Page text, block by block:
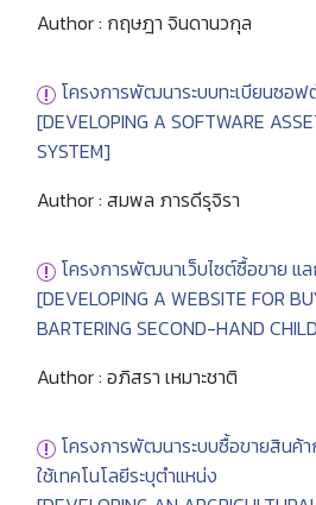
Author : กฤษฎา จินดานวกุล
โครงการพัฒนาระบบทะเบียนซอฟ
[DEVELOPING A SOFTWARE
SYSTEM]
Author : สมพล ภารดีรุจิรา
โครงการพัฒนาเว็บไซต์ซื้อขาย แ
[DEVELOPING A WEBSITE FOR
BARTERING SECOND-HAND
Author : อภิสรา เหมาะชาติ
โครงการพัฒนาระบบซื้อขายสินค้า
ใช้เทคโนโลยีระบุตำแหน่ง